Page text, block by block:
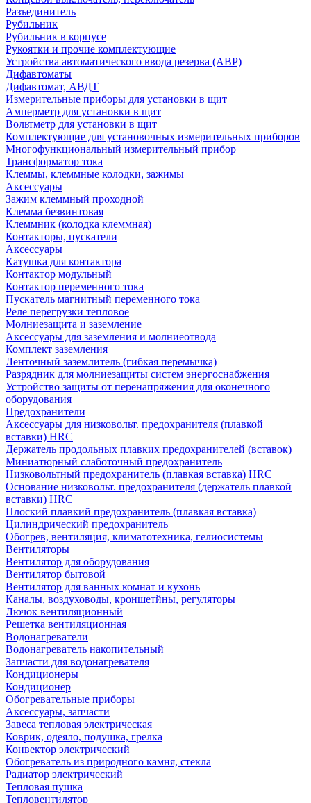
Разъединитель
Рубильник
Рубильник в корпусе
Рукоятки и прочие комплектующие
Устройства автоматического ввода резерва (АВР)
Дифавтоматы
Дифавтомат, АВДТ
Измерительные приборы для установки в щит
Амперметр для установки в щит
Вольтметр для установки в щит
Комплектующие для установочных измерительных приборов
Многофункциональный измерительный прибор
Трансформатор тока
Клеммы, клеммные колодки, зажимы
Аксессуары
Зажим клеммный проходной
Клемма безвинтовая
Клеммник (колодка клеммная)
Контакторы, пускатели
Аксессуары
Катушка для контактора
Контактор модульный
Контактор переменного тока
Пускатель магнитный переменного тока
Реле перегрузки тепловое
Молниезащита и заземление
Аксессуары для заземления и молниеотвода
Комплект заземления
Ленточный заземлитель (гибкая перемычка)
Разрядник для молниезащиты систем энергоснабжения
Устройство защиты от перенапряжения для оконечного
оборудования
Предохранители
Аксессуары для низковольт. предохранителя (плавкой
вставки) HRC
Держатель продольных плавких предохранителей (вставок)
Миниатюрный слаботочный предохранитель
Низковольтный предохранитель (плавкая вставка) HRC
Основание низковольт. предохранителя (держатель плавкой
вставки) HRC
Плоский плавкий предохранитель (плавкая вставка)
Цилиндрический предохранитель
Обогрев, вентиляция, климатотехника, гелиосистемы
Вентиляторы
Вентилятор для оборудования
Вентилятор бытовой
Вентилятор для ванных комнат и кухонь
Каналы, воздуховоды, кроншетйны, регуляторы
Лючок вентиляционный
Решетка вентиляционная
Водонагреватели
Водонагреватель накопительный
Запчасти для водонагревателя
Кондиционеры
Кондиционер
Обогревательные приборы
Аксессуары, запчасти
Завеса тепловая электрическая
Коврик, одеяло, подушка, грелка
Конвектор электрический
Обогреватель из природного камня, стекла
Радиатор электрический
Тепловая пушка
Тепловентилятор